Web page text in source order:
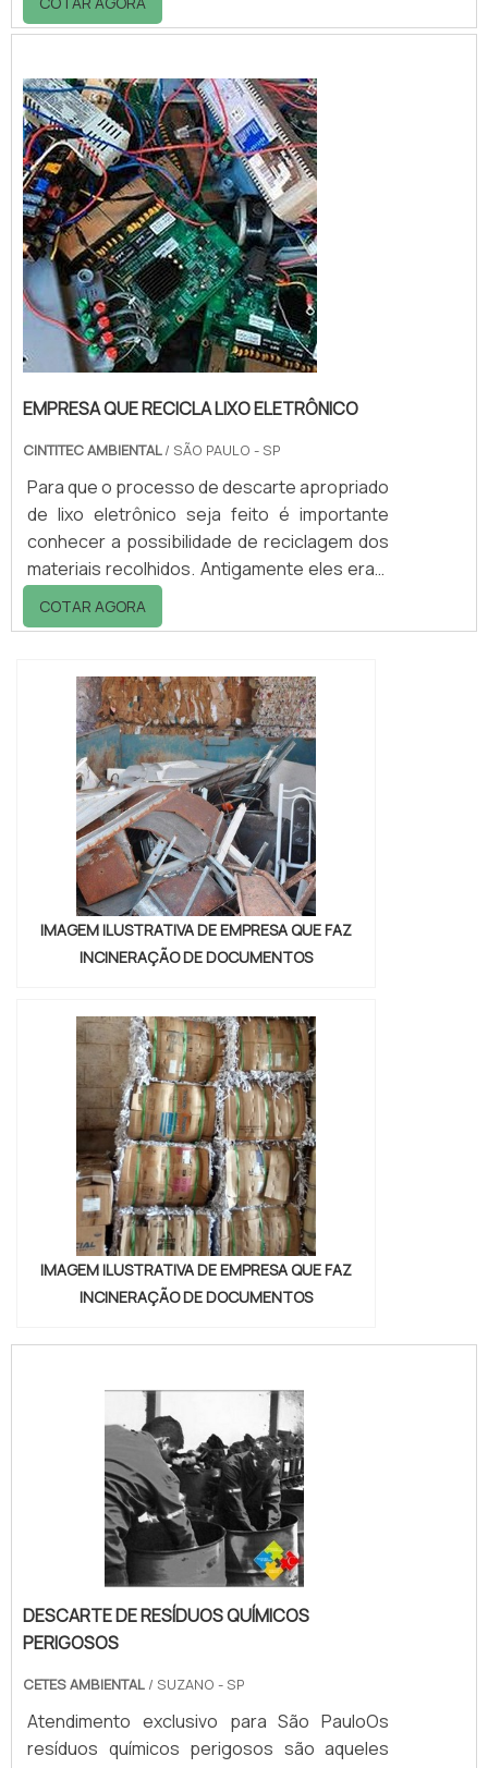
como no momento de descarte dos resíduos
companhias, grandes ou pequenas, nessas
atividades, a atuação de uma empresa que
coleta resíduos é fundamental, considerando
que somente um grupo especial...
EMPRESA QUE RECICLA LIXO ELETRÔNICO
CINTITEC AMBIENTAL/ SÃO PAULO - SP
Para que o processo de descarte apropriado
de lixo eletrônico seja feito é importante
conhecer a possibilidade de reciclagem dos
materiais recolhidos. Antigamente eles eram
apenas incinerados ou derretidos, sem que
acontecesse a reutilização, atualmente já
que é responsável por realizar todo o
processo.E para que isso aconteça de
maneira adequada, visando que o ciclo
produtivo seja aproveitado ...
COTAR AGORA
IMAGEM ILUSTRATIVA DE EMPRESA QUE FAZ
INCINERAÇÃO DE DOCUMENTOS
IMAGEM ILUSTRATIVA DE EMPRESA QUE FAZ
INCINERAÇÃO DE DOCUMENTOS
DESCARTE DE RESÍDUOS QUÍMICOS
PERIGOSOS
CETES AMBIENTAL / SUZANO - SP
Atendimento exclusivo para São PauloOs
resíduos químicos perigosos são aqueles